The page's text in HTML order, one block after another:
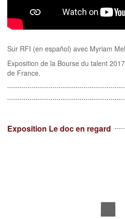
Sur RFI (en español) avec Myriam
Exposition de la Bourse du talent
de France.
Exposition Le doc en regard